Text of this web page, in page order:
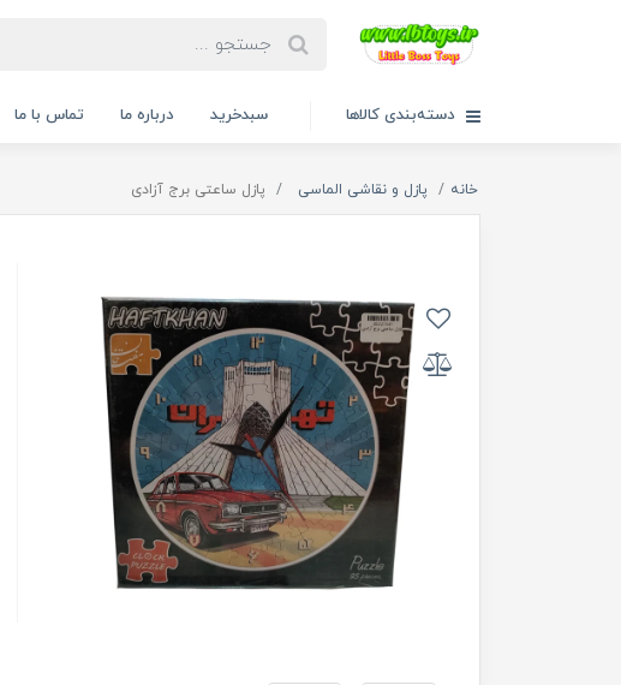
دسته‌بندی کالاها سبدخرید درباره ما تماس با ما
خانه پازل و نقاشی الماسی پازل ساعتی برج آزادی